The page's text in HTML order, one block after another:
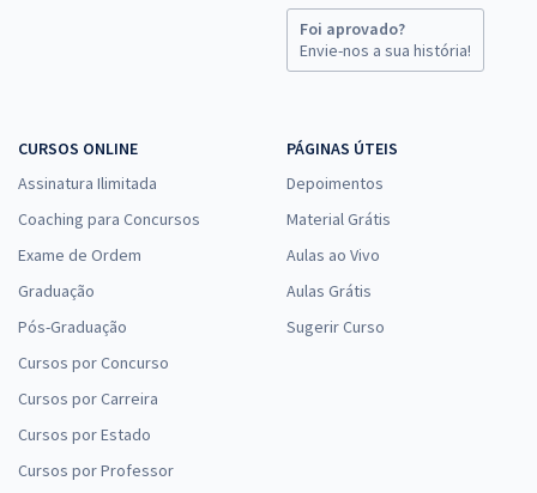
Foi aprovado?
Envie-nos a sua história!
CURSOS ONLINE
Assinatura Ilimitada
Coaching para Concursos
Exame de Ordem
Graduação
Pós-Graduação
Cursos por Concurso
Cursos por Carreira
Cursos por Estado
Cursos por Professor
PÁGINAS ÚTEIS
Depoimentos
Material Grátis
Aulas ao Vivo
Aulas Grátis
Sugerir Curso